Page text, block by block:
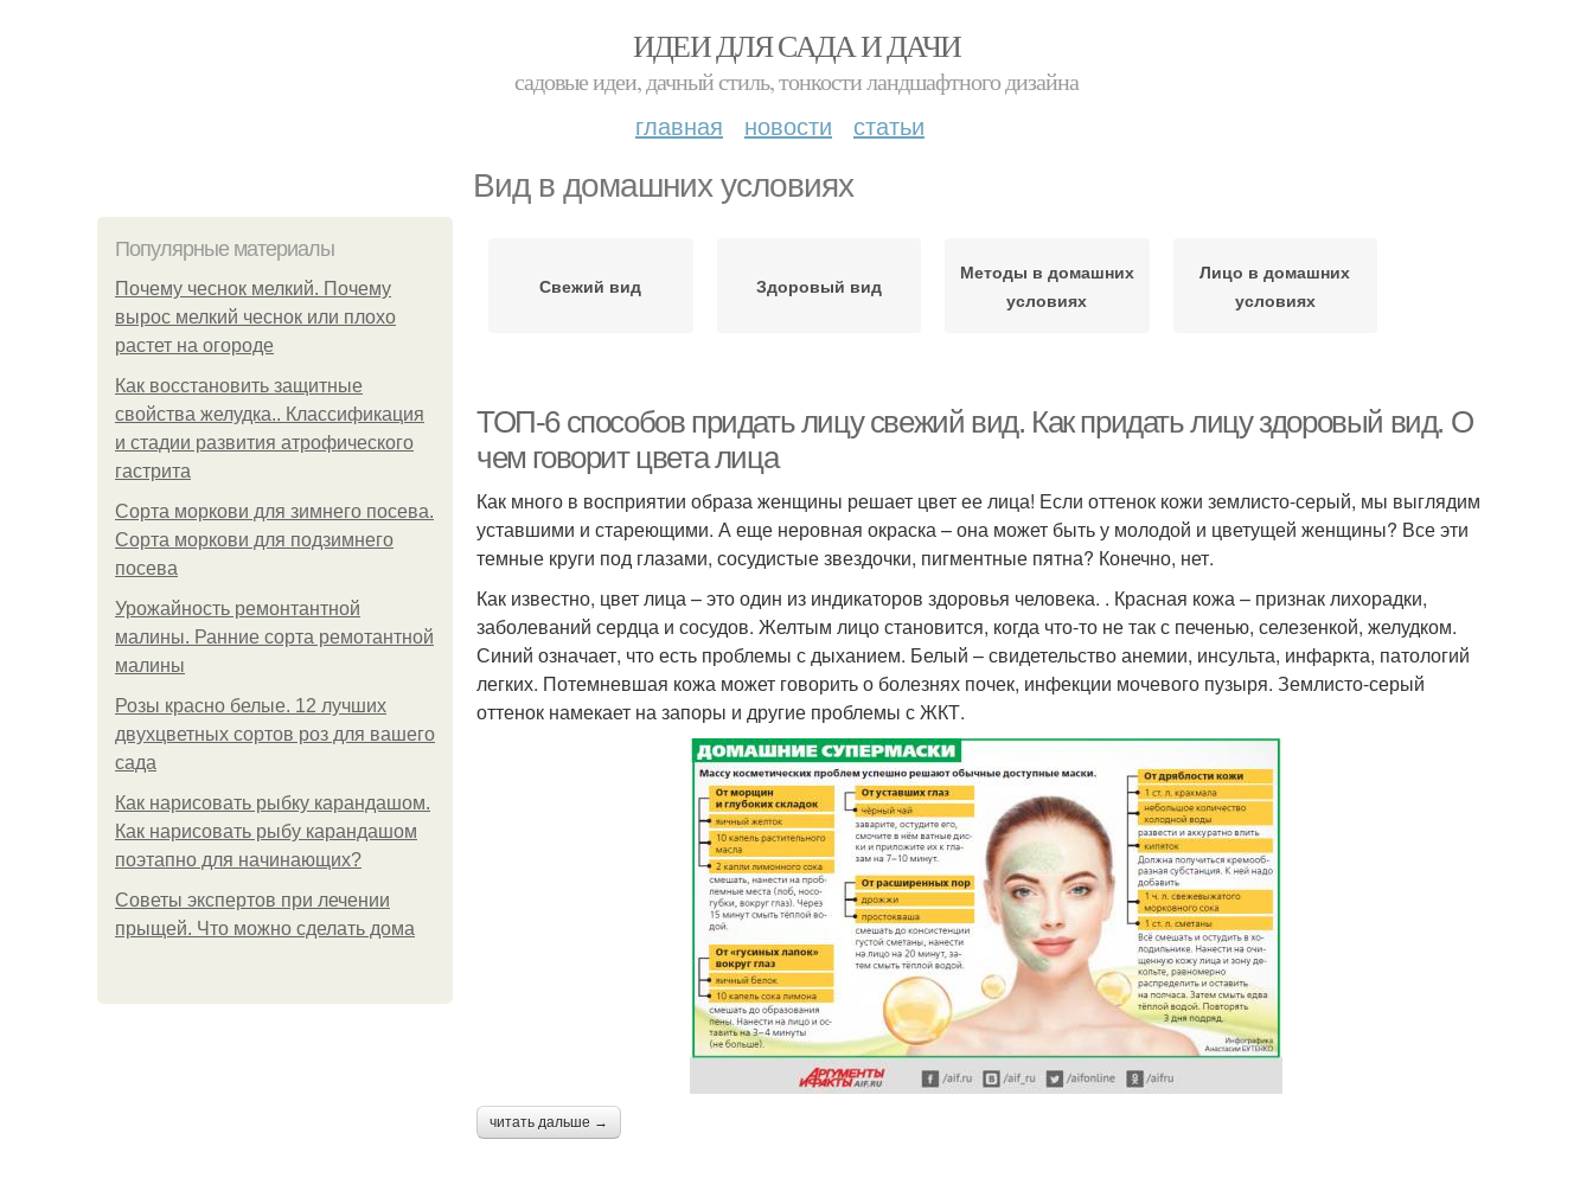
ИДЕИ ДЛЯ САДА И ДАЧИ
садовые идеи, дачный стиль, тонкости ландшафтного дизайна
главная новости статьи
Вид в домашних условиях
Популярные материалы
Почему чеснок мелкий. Почему
вырос мелкий чеснок или плохо
растет на огороде
Как восстановить защитные
свойства желудка.. Классификация
и стадии развития атрофического
гастрита
Сорта моркови для зимнего посева.
Сорта моркови для подзимнего
посева
Урожайность ремонтантной
малины. Ранние сорта ремотантной
малины
Розы красно белые. 12 лучших
двухцветных сортов роз для вашего
сада
Как нарисовать рыбку карандашом.
Как нарисовать рыбу карандашом
поэтапно для начинающих?
Советы экспертов при лечении
прыщей. Что можно сделать дома
Свежий вид Здоровый вид
Методы в домашних
условиях
Лицо в домашних
условиях
ТОП-6 способов придать лицу свежий вид. Как придать лицу здоровый вид. О
чем говорит цвета лица
Как много в восприятии образа женщины решает цвет ее лица! Если оттенок кожи землисто-серый, мы выглядим
уставшими и стареющими. А еще неровная окраска – она может быть у молодой и цветущей женщины? Все эти
темные круги под глазами, сосудистые звездочки, пигментные пятна? Конечно, нет.
Как известно, цвет лица – это один из индикаторов здоровья человека. . Красная кожа – признак лихорадки,
заболеваний сердца и сосудов. Желтым лицо становится, когда что-то не так с печенью, селезенкой, желудком.
Синий означает, что есть проблемы с дыханием. Белый – свидетельство анемии, инсульта, инфаркта, патологий
легких. Потемневшая кожа может говорить о болезнях почек, инфекции мочевого пузыря. Землисто-серый
оттенок намекает на запоры и другие проблемы с ЖКТ.
читать дальше →